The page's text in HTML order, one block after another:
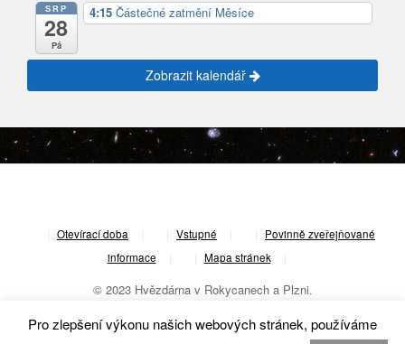
SRP
28
Pá
4:15 Částečné zatmění Měsíce
Zobrazit kalendář
Otevírací doba Vstupné
Povinně zveřejňované
informace
Mapa stránek
© 2023 Hvězdárna v Rokycanech a Plzni.
Pro zlepšení výkonu našich webových stránek, používáme